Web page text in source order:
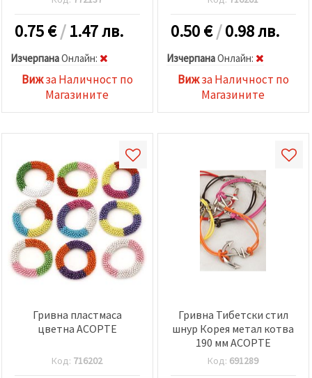
0.75€/1.47 лв.
ИзчерпанаOнлайн:
Вижза Наличност по
Магазините
0.50€/0.98 лв.
ИзчерпанаOнлайн:
Вижза Наличност по
Магазините
Гривна пластмаса
цветна АСОРТЕ
Код: 716202
Гривна Тибетски стил
шнур Корея метал котва
190 мм АСОРТЕ
Код: 691289